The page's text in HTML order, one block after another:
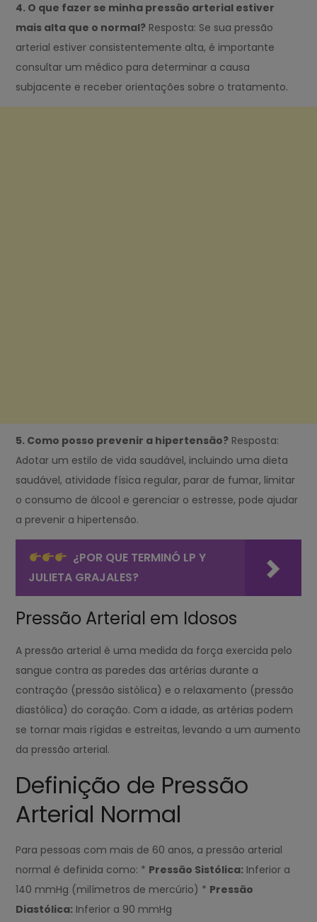
4. O que fazer se minha pressão arterial estiver
mais alta que o normal? Resposta: Se sua pressão
arterial estiver consistentemente alta, é importante
consultar um médico para determinar a causa
subjacente e receber orientações sobre o tratamento.
5. Como posso prevenir a hipertensão? Resposta:
Adotar um estilo de vida saudável, incluindo uma dieta
saudável, atividade física regular, parar de fumar, limitar
o consumo de álcool e gerenciar o estresse, pode ajudar
a prevenir a hipertensão.
¿POR QUE TERMINÓ LP Y
JULIETA GRAJALES?
Pressão Arterial em Idosos
A pressão arterial é uma medida da força exercida pelo
sangue contra as paredes das artérias durante a
contração (pressão sistólica) e o relaxamento (pressão
diastólica) do coração. Com a idade, as artérias podem
se tornar mais rígidas e estreitas, levando a um aumento
da pressão arterial.
Definição de Pressão
Arterial Normal
Para pessoas com mais de 60 anos, a pressão arterial
normal é definida como: * Pressão Sistólica: Inferior a
140 mmHg (milímetros de mercúrio) * Pressão
Diastólica: Inferior a 90 mmHg